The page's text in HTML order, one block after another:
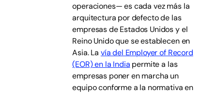
operaciones— es cada vez más la
arquitectura por defecto de las
empresas de Estados Unidos y el
Reino Unido que se establecen en
Asia. La vía del Employer of Record
(EOR) en la India permite a las
empresas poner en marcha un
equipo conforme a la normativa en